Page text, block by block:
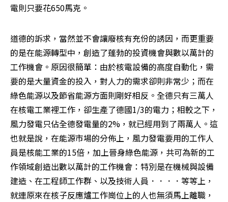
電則只要花650馬克。
道德的訴求，當然並不會讓廢核有充份的誘因，而更重要
的是在能源轉型中，創造了蓬勃的投資機會與數以萬計的
工作機會。原因很簡單：由於核電設備的高度自動化，需
要的是大量資金的投入，對人力的需求卻則非常少；而在
綠色能源以及節省能源方面則剛好相反。全德只有三萬人
在核電工業裡工作，卻生產了德國1/3的電力；相較之下，
風力發電只佔全德發電量的2%，就已經用到了兩萬人。這
也就是說，在能源市場的分佈上，風力發電要用的工作人
員是核能工業的15倍，加上晉身綠色能源，共可為新的工
作領域創造出數以萬計的工作機會：特別是在機械與設備
建造、在工程師工作群、以及技術人員．．．．等等上，
就連原來在核子反應爐工作崗位上的人也無須馬上離職，